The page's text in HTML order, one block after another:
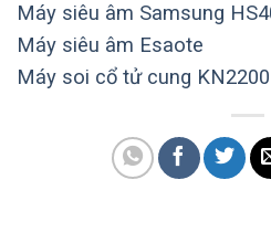
Máy siêu âm Samsung
Máy siêu âm Esaote
Máy soi cổ tử cung KN2200